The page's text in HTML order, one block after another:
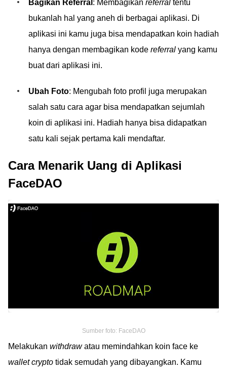
Bagikan Referral : Membagikan referral tentu
bukanlah hal yang aneh di berbagai aplikasi. Di
aplikasi ini kamu juga bisa mendapatkan koin hadiah
hanya dengan membagikan kode referral yang kamu
buat dari aplikasi ini.
Ubah Foto: Mengubah foto profil juga merupakan
salah satu cara agar bisa mendapatkan sejumlah
koin di aplikasi ini. Hadiah hanya bisa didapatkan
satu kali sejak pertama kali mendaftar.
Cara Menarik Uang di Aplikasi
FaceDAO
Sumber foto: FaceDAO
Melakukan withdrawatau memindahkan koin face ke
wallet crypto tidak semudah yang dibayangkan. Kamu